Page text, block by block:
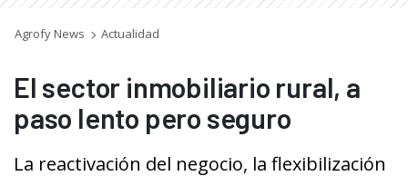
Agrofy News Actualidad
El sector inmobiliario rural, a
paso lento pero seguro
La reactivación del negocio, la flexibilización